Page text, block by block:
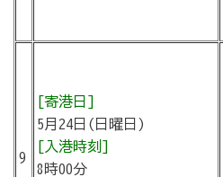
9
[寄港日]
5月24日(日曜日)
[入港時刻]
8時00分